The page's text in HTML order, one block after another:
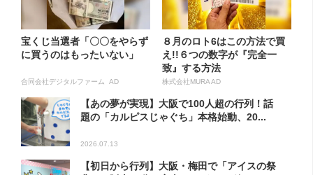
宝くじ当選者「〇〇をやらず
に買うのはもったいない」
合同会社デジタルファーム AD
８月のロト6はこの方法で買
え!!６つの数字が『完全一
致』する方法
株式会社MURA AD
【あの夢が実現】大阪で100人超の行列！話
題の「カルピスじゃぐち」本格始動、20...
2026.07.13
【初日から行列】大阪・梅田で「アイスの祭